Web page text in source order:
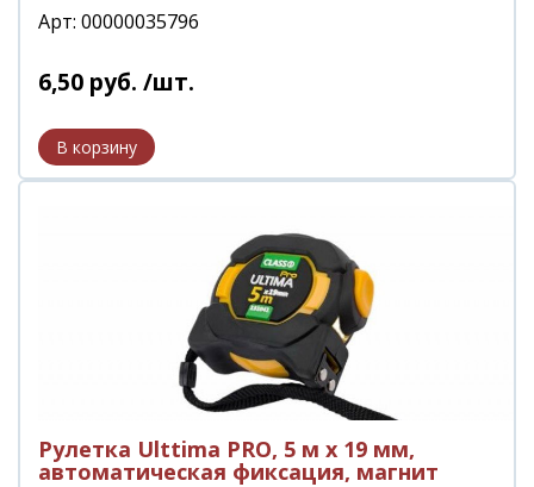
Арт: 00000035796
6,50 руб. /шт.
Рулетка Ulttima PRO, 5 м x 19 мм,
автоматическая фиксация, магнит